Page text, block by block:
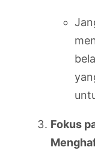
Fokus